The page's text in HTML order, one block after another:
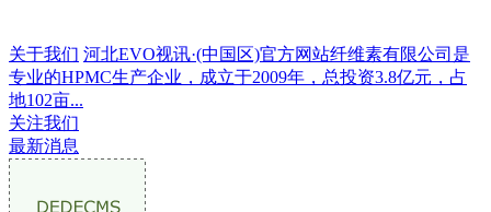
关于我们 河北EVO视讯·(中国区)官方网站纤维素有限公司是
专业的HPMC生产企业，成立于2009年，总投资3.8亿元，占
地102亩...
关注我们
最新消息